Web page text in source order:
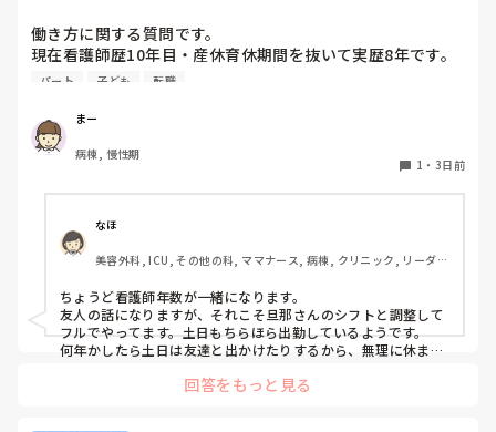
働き方に関する質問です。
現在看護師歴10年目・産休育休期間を抜いて実歴8年です。
今後の働き方について悩んでいます。
再来年から子どもが小学生になります。
小1の壁(帰りが早い・土曜が休み)に備えて、
日勤9〜17時のフルタイム正社員から週4パート勤務9〜16時
ます。
正社員だと毎週土曜はほぼ出勤、日曜もシフト次第で出勤で
す。ただボーナスは手放したくない…。
さすがに1人でお留守番はできないので、同じくシフトの夫
と相談しながら頑張るか、低学年のうちはパートにするか。
小学生のお子さんがいる看護師さん、働き方はどうされてま
すか？
パート 子ども 転職
まー
病棟, 慢性期
1 ・ 3日前
なほ
美容外科, ICU, その他の科, ママナース, 病棟, クリニック, リーダ
ちょうど看護師年数が一緒になります。
友人の話になりますが、それこそ旦那さんのシフトと調整して
フルでやってます。土日もちらほら出勤しているようです。
何年かしたら土日は友達と出かけたりするから、無理に休まな
回答をもっと見る